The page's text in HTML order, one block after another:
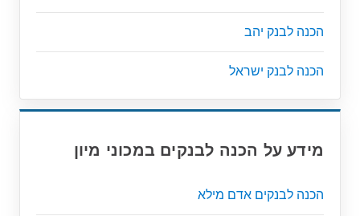
הכנה לבנק יהב
הכנה לבנק ישראל
מידע על הכנה לבנקים במכוני מיון
הכנה לבנקים אדם מילא